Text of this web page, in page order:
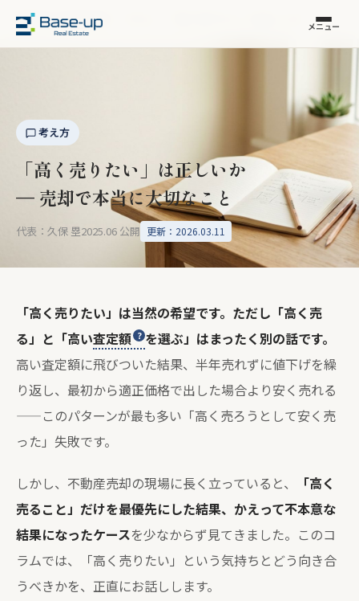
メニュー
福岡市の不動産売却
考え方
「高く売りたい」は正しいか
— 売却で本当に大切なこと
代表：久保 塁2025.06 公開 更新：2026.03.11
「高く売りたい」は当然の希望です。ただし「高く売
る」と「高い査定額
を選ぶ」はまったく別の話です。
高い査定額に飛びついた結果、半年売れずに値下げを繰
り返し、最初から適正価格で出した場合より安く売れる
——このパターンが最も多い「高く売ろうとして安く売
った」失敗です。
しかし、不動産売却の現場に長く立っていると、
「高く
売ること」だけを最優先にした結果、かえって不本意な
結果になったケースを少なからず見てきました。このコ
ラムでは、「高く売りたい」という気持ちとどう向き合
うべきかを、正直にお話しします。